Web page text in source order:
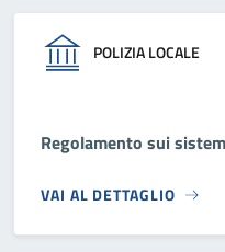
POLIZIA LOCALE
Regolamento sui
VAI AL DETTAGLIO